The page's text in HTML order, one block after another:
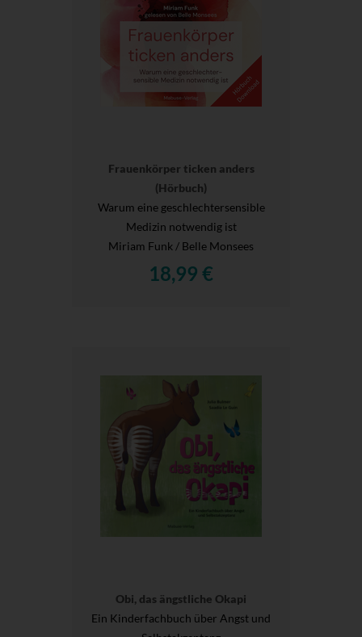
Frauenkörper ticken anders
(Hörbuch)
Warum eine geschlechtersensible
Medizin notwendig ist
Miriam Funk / Belle Monsees
18,99 €
Obi, das ängstliche Okapi
Ein Kinderfachbuch über Angst und